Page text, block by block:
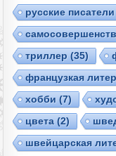
русские писатели
триллер (35)
французкая
хобби (7)
цвета (2)
швейцарская